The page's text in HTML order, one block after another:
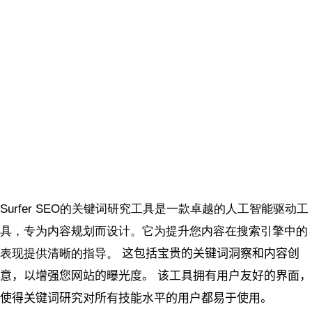
Surfer SEO的关键词研究工具是一款卓越的人工智能驱动工
具，专为内容规划而设计。它为提升您内容在搜索引擎中的
表现提供清晰的指导。
这包括宝贵的关键词洞察和内容创
意，以增强您网站的曝光度。
该工具拥有用户友好的界面，
使得关键词研究对所有技能水平的用户都易于使用。